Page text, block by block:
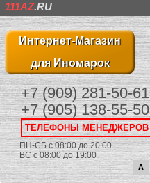
111AZ.RU
Интернет-Магазин
для Иномарок
+7 (909) 281-50-61
+7 (905) 138-55-50
ТЕЛЕФОНЫ МЕНЕДЖЕРОВ
ПН-СБ с 08:00 до 20:00
ВС с 08:00 до 19:00
А